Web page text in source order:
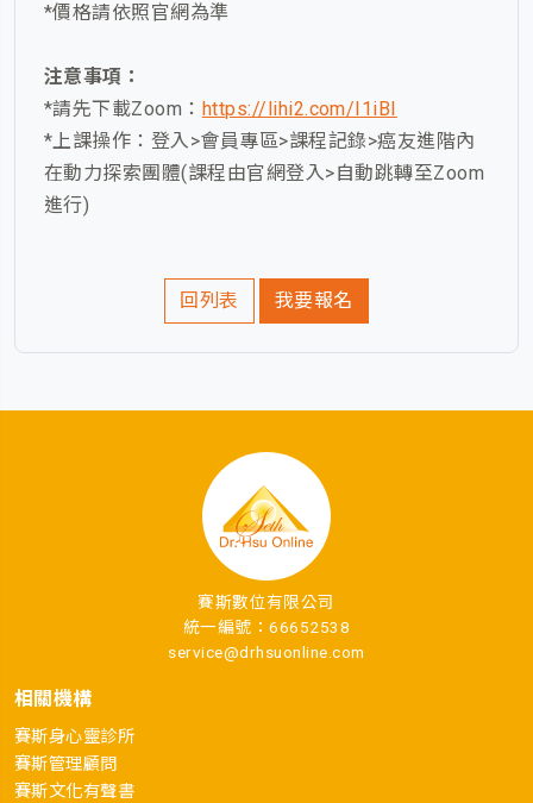
*價格請依照官網為準
注意事項：
*請先下載Zoom： https://lihi2.com/I1iBI
*上課操作：登入>會員專區>課程記錄>癌友進階內
在動力探索團體(課程由官網登入>自動跳轉至Zoom
進行)
回列表 我要報名
賽斯數位有限公司
統一編號：66652538
service@drhsuonline.com
相關機構
賽斯身心靈診所
賽斯管理顧問
賽斯文化有聲書